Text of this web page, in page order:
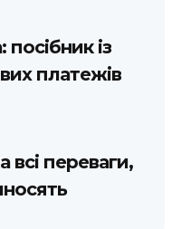
із
платежів
всі переваги,